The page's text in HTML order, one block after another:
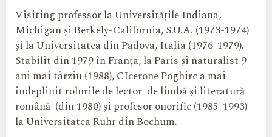
Visiting professor la Universitățile Indiana,
Michigan și Berkely-California, S.U.A. (1973-1974)
și la Universitatea din Padova, Italia (1976-1979).
Stabilit din 1979 în Franța, la Paris și naturalist 9
ani mai târziu (1988), CIcerone Poghirc a mai
îndeplinit rolurile de lector de limbă și literatură
română (din 1980) și profesor onorific (1985-1993)
la Universitatea Ruhr din Bochum.